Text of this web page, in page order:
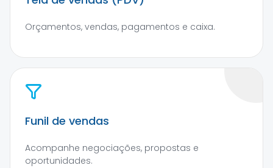
Orçamentos, vendas, pagamentos e caixa.
Funil de vendas
Acompanhe negociações, propostas e
oportunidades.